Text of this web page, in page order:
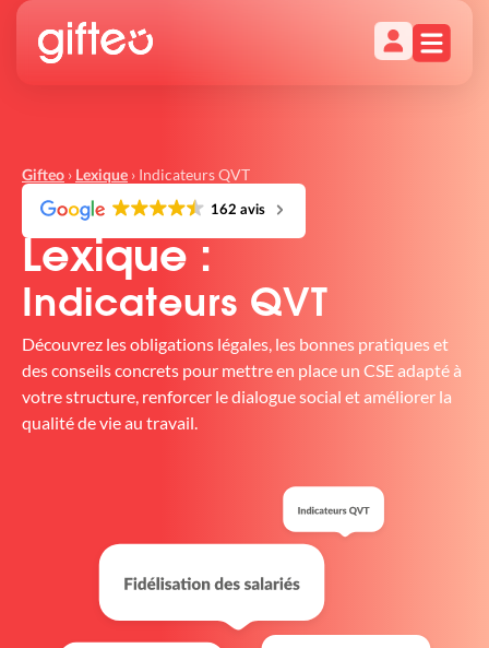
Gifteo › Lexique › Indicateurs QVT
162 avis
Lexique :
Indicateurs QVT
Découvrez les obligations légales, les bonnes pratiques et
des conseils concrets pour mettre en place un CSE adapté à
votre structure, renforcer le dialogue social et améliorer la
qualité de vie au travail.